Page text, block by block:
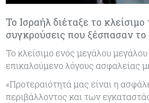
Το Ισραήλ διέταξε το
συγκρούσεις που ξέσπασαν
Το κλείσιμο ενός μεγάλου
επικαλούμενο λόγους ασφαλείας
«Προτεραιότητά μας είναι η
περιβάλλοντος και των